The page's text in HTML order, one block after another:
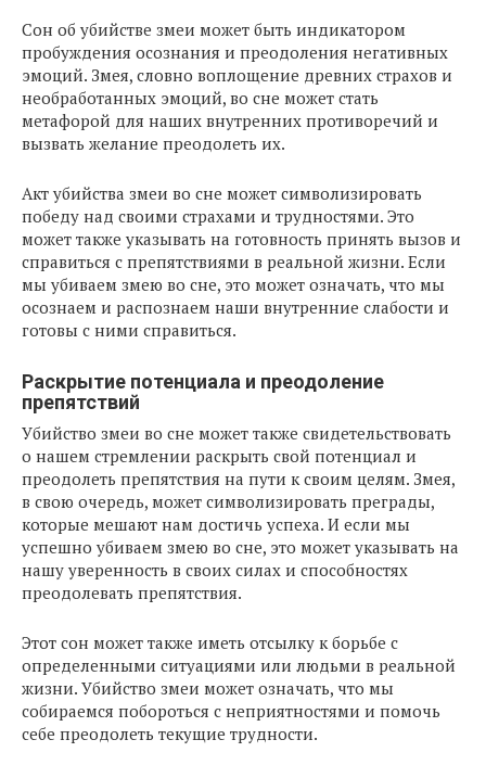
Сон об убийстве змеи может быть индикатором
пробуждения осознания и преодоления негативных
эмоций. Змея, словно воплощение древних страхов и
необработанных эмоций, во сне может стать
метафорой для наших внутренних противоречий и
вызвать желание преодолеть их.
Акт убийства змеи во сне может символизировать
победу над своими страхами и трудностями. Это
может также указывать на готовность принять вызов и
справиться с препятствиями в реальной жизни. Если
мы убиваем змею во сне, это может означать, что мы
осознаем и распознаем наши внутренние слабости и
готовы с ними справиться.
Раскрытие потенциала и преодоление
препятствий
Убийство змеи во сне может также свидетельствовать
о нашем стремлении раскрыть свой потенциал и
преодолеть препятствия на пути к своим целям. Змея,
в свою очередь, может символизировать преграды,
которые мешают нам достичь успеха. И если мы
успешно убиваем змею во сне, это может указывать на
нашу уверенность в своих силах и способностях
преодолевать препятствия.
Этот сон может также иметь отсылку к борьбе с
определенными ситуациями или людьми в реальной
жизни. Убийство змеи может означать, что мы
собираемся побороться с неприятностями и помочь
себе преодолеть текущие трудности.